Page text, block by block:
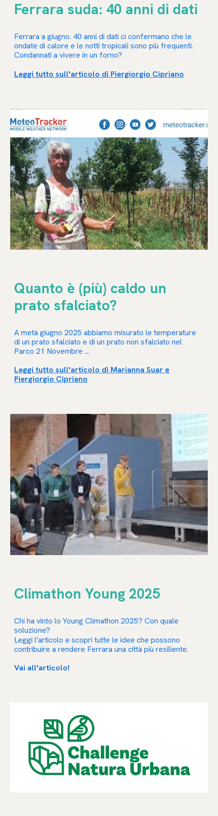
Ferrara suda: 40 anni di dati
Ferrara a giugno. 40 anni di dati ci confermano che le
ondate di calore e le notti tropicali sono più frequenti.
Condannati a vivere in un forno?
Leggi tutto sull'articolo di Piergiorgio Cipriano
Quanto è (più) caldo un
prato sfalciato?
A metà giugno 2025 abbiamo misurato le temperature
di un prato sfalciato e di un prato non sfalciato nel
Parco 21 Novembre ...
Leggi tutto sull'articolo di Marianna Suar e
Piergiorgio Cipriano
Climathon Young 2025
Chi ha vinto lo Young Climathon 2025? Con quale
soluzione?
Leggi l'articolo e scopri tutte le idee che possono
contribuire a rendere Ferrara una città più resiliente.
Vai all'articolo!